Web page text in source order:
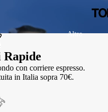
Altro
Rapide
con corriere espresso.
in Italia sopra 70€.